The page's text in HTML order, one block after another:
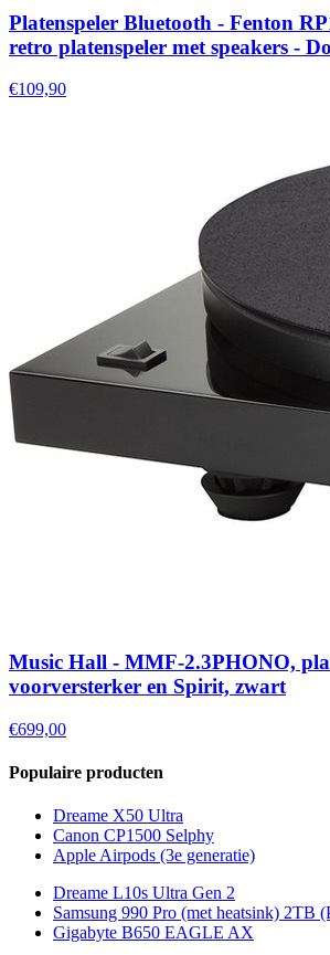
Platenspeler Bluetooth - Fenton
retro platenspeler met speakers -
€109,90
Music Hall - MMF-2.3PHONO,
voorversterker en Spirit, zwart
€699,00
Populaire producten
Dreame X50 Ultra
Canon CP1500 Selphy
Apple Airpods (3e generatie)
Dreame L10s Ultra Gen 2
Samsung 990 Pro (met heatsink) 2TB
Gigabyte B650 EAGLE AX